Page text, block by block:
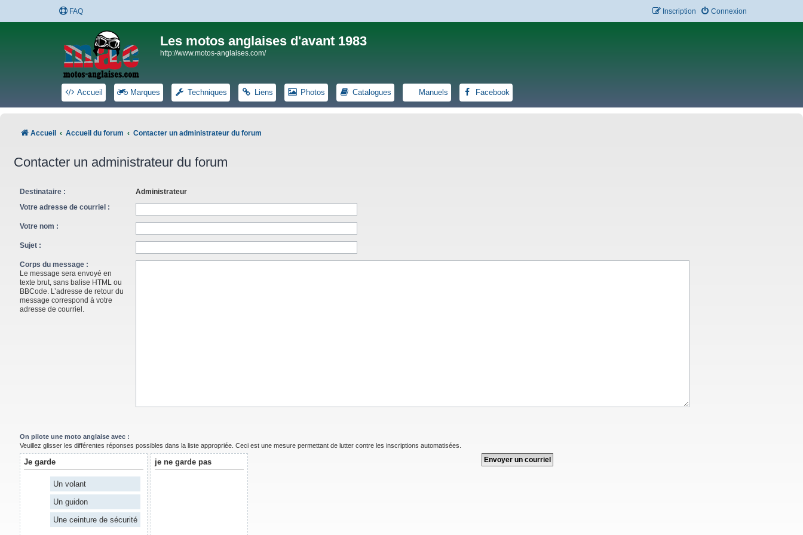
FAQ Connexion
Inscription
Les motos anglaises d'avant 1983
http://www.motos-anglaises.com/
Accueil Marques Techniques Liens Photos Catalogues Manuels Facebook
Accueil Accueil du forum Contacter un administrateur du forum
Contacter un administrateur du forum
Destinataire :
Administrateur
Votre adresse de courriel :
Votre nom :
Sujet :
Corps du message :
Le message sera envoyé en
texte brut, sans balise HTML ou
BBCode. L’adresse de retour du
message correspond à votre
adresse de courriel.
On pilote une moto anglaise avec :
Veuillez glisser les différentes réponses possibles dans la liste appropriée. Ceci est une mesure permettant de lutter contre les inscriptions automatisées.
Je garde
Un volant
Un guidon
Une ceinture de sécurité
je ne garde pas